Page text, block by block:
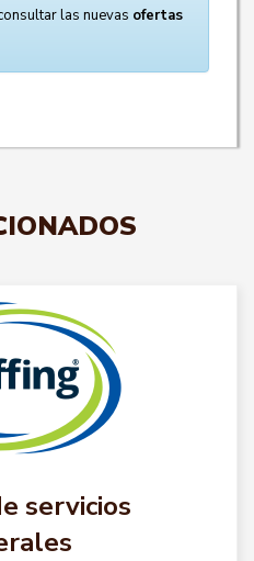
las nuevas ofertas
servicios